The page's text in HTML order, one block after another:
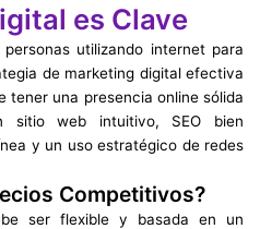
es Clave
utilizando internet para
de marketing digital efectiva
tener una presencia online sólida
web intuitivo, SEO bien
y un uso estratégico de redes
Competitivos?
ser flexible y basada en un